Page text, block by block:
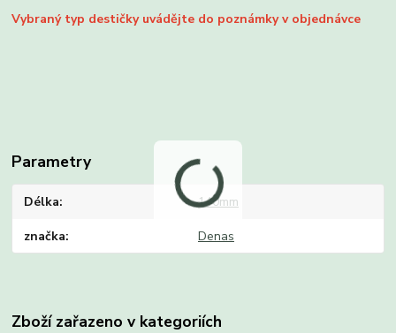
Vybraný typ destičky uvádějte do poznámky v objednávce
Parametry
Délka 140mm
značka Denas
Zboží zařazeno v kategoriích